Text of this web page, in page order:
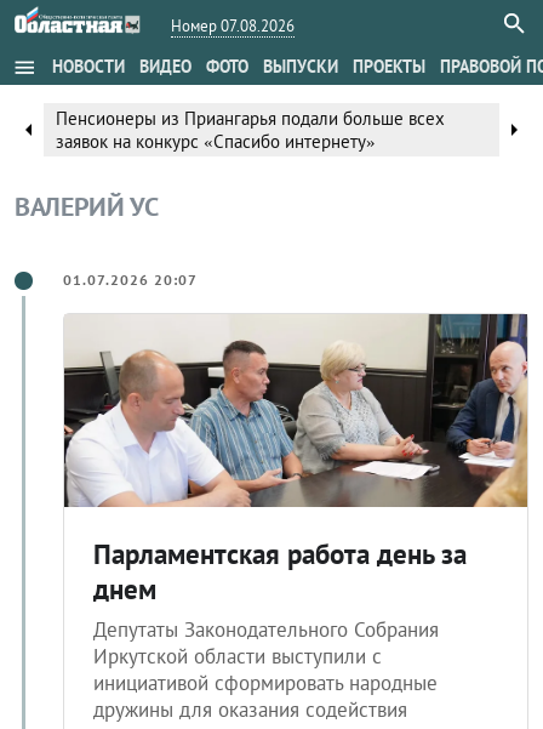
Номер 07.08.2026
menu НОВОСТИ ВИДЕО ФОТО ВЫПУСКИ ПРОЕКТЫ ПРАВОВОЙ
arrow_left
Пенсионеры из Приангарья подали больше всех
заявок на конкурс «Спасибо интернету»
arrow_right
ВАЛЕРИЙ УС
01.07.2026 20:07
Парламентская работа день за
днем
Депутаты Законодательного Собрания
Иркутской области выступили с
инициативой сформировать народные
дружины для оказания содействия